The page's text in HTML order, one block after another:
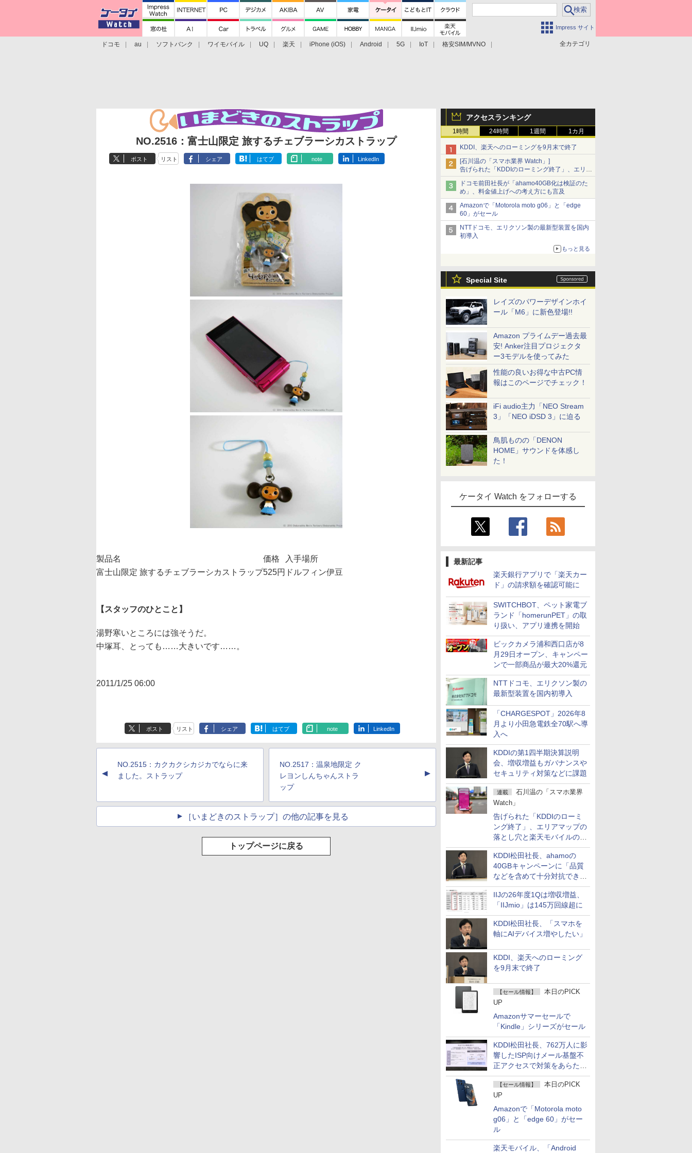
Impress サイト
全カテゴリ
ドコモ au ソフトバンク ワイモバイル UQ 楽天 iPhone (iOS) Android 5G IoT
格安SIM/MVNO
アクセスランキング
1時間 24時間 1週間 1カ月
KDDI、楽天へのローミングを9月末で終了
[石川温の「スマホ業界 Watch」]
告げられた「KDDIのローミング終了」、エリア
マップの落とし穴と楽天モバイルの課題
ドコモ前田社長が「ahamo40GB化は検証のた
め」、料金値上げへの考え方にも言及
Amazonで「Motorola moto g06」と「edge
60」がセール
NTTドコモ、エリクソン製の最新型装置を国内
初導入
もっと見る
Special Site
レイズのパワーデザインホイ
ール「M6」に新色登場!!
Amazon プライムデー過去最
安! Anker注目プロジェクタ
ー3モデルを使ってみた
性能の良いお得な中古PC情
報はこのページでチェック！
iFi audio主力「NEO Stream
3」「NEO iDSD 3」に迫る
鳥肌ものの「DENON
HOME」サウンドを体感し
た！
ケータイ Watch をフォローする
最新記事
楽天銀行アプリで「楽天カー
ド」の請求額を確認可能に
SWITCHBOT、ペット家電ブ
ランド「homerunPET」の取
り扱い、アプリ連携を開始
ビックカメラ浦和西口店が8
月29日オープン、キャンペー
ンで一部商品が最大20%還元
NTTドコモ、エリクソン製の
最新型装置を国内初導入
「CHARGESPOT」2026年8
月より小田急電鉄全70駅へ導
入へ
KDDIの第1四半期決算説明
会、増収増益もガバナンスや
セキュリティ対策などに課題
連載
石川温の「スマホ業界
Watch」
告げられた「KDDIのローミ
ング終了」、エリアマップの
落とし穴と楽天モバイルの課
題
KDDI松田社長、ahamoの
40GBキャンペーンに「品質
などを含めて十分対抗でき
る」
IIJの26年度1Qは増収増益、
「IIJmio」は145万回線超に
KDDI松田社長、「スマホを
軸にAIデバイス増やしたい」
KDDI、楽天へのローミング
を9月末で終了
【セール情報】
本日のPICK
UP
Amazonサマーセールで
「Kindle」シリーズがセール
KDDI松田社長、762万人に影
響したISP向けメール基盤不
正アクセスで対策をあらため
て説明
【セール情報】
本日のPICK
UP
Amazonで「Motorola moto
g06」と「edge 60」がセー
ル
楽天モバイル、「Android
NO.2516：富士山限定 旅するチェブラーシカストラップ
ポスト リスト シェア はてブ note LinkedIn
製品名 価格
入手場所
富士山限定 旅するチェブラーシカストラップ525円 ドルフィン伊豆
【スタッフのひとこと】
湯野寒いところには強そうだ。
中塚耳、とっても……大きいです……。
2011/1/25 06:00
ポスト リスト シェア はてブ note LinkedIn
▲
NO.2515：カクカクシカジカでならに来
ました。ストラップ
NO.2517：温泉地限定 ク
レヨンしんちゃんストラ
ップ
▲
［いまどきのストラップ］の他の記事を見る
トップページに戻る